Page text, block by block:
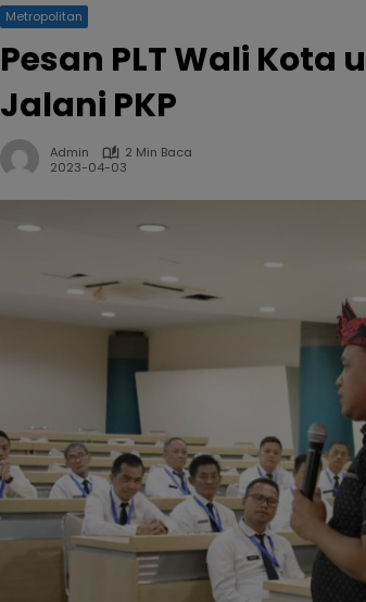
Metropolitan
Pesan PLT Wali Kota
Jalani PKP
Admin
2 Min Baca
2023-04-03